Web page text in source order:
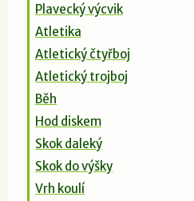
Plavecký výcvik
Atletika
Atletický čtyřboj
Atletický trojboj
Běh
Hod diskem
Skok daleký
Skok do výšky
Vrh koulí